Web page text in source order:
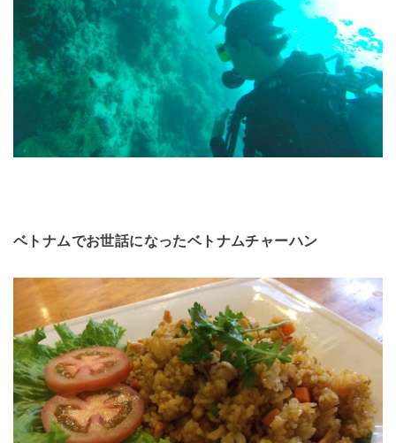
ベトナムでお世話になったベトナムチャーハン